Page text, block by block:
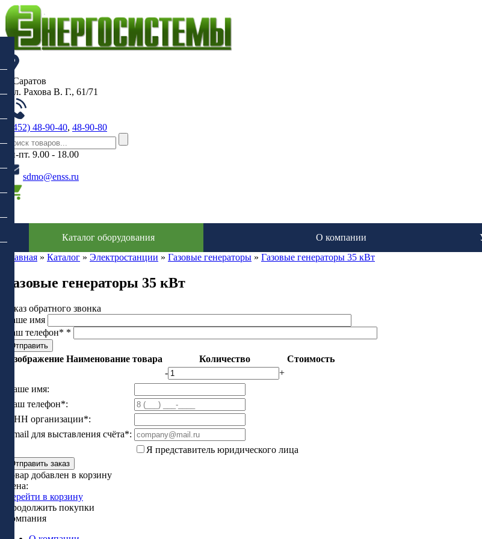
г. Саратов
, ул. Рахова В. Г., 61/71
(8452) 48-90-40, 48-90-80
пн-пт. 9.00 - 18.00
sdmo@enss.ru
Каталог оборудования О компании
Главная » Каталог » Электростанции » Газовые генераторы » Газовые генераторы 35 кВт
Газовые генераторы 35 кВт
Заказ обратного звонка
Ваше имя
Ваш телефон* *
Изображение Наименование товара Количество
Стоимость
-
+
Ваше имя:
Ваш телефон*:
ИНН организации*:
Email для выставления счёта*:
Я представитель юридического лица
Отправить заказ
Товар добавлен в корзину
Цена:
Перейти в корзину
Продолжить покупки
Компания